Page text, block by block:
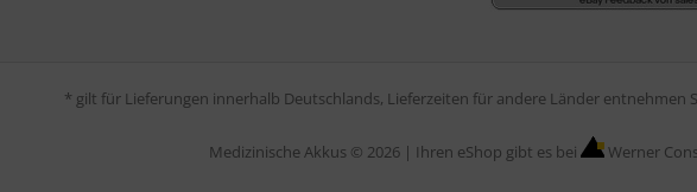
* gilt für Lieferungen innerhalb Deutschlands, Lieferzeiten für andere Länder entnehmen
Medizinische Akkus © 2026 | Ihren eShop gibt es bei Werner